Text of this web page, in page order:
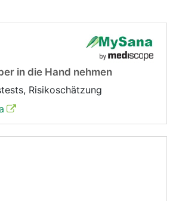
in die Hand nehmen
Risikoschätzung